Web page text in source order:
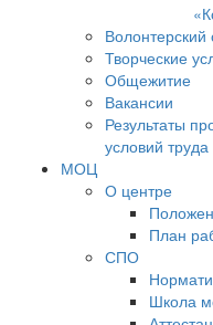
Волонтерский
Творческие
Общежитие
Вакансии
Результаты
условий труда
МОЦ
О центре
План
СПО
Школа